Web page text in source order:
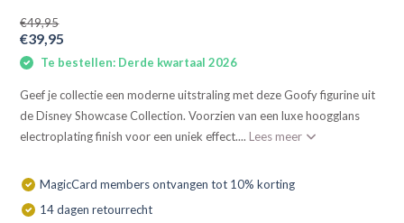
€49,95
€39,95
Te bestellen: Derde kwartaal 2026
Geef je collectie een moderne uitstraling met deze Goofy figurine uit
de Disney Showcase Collection. Voorzien van een luxe hoogglans
electroplating finish voor een uniek effect.... Lees meer
MagicCard members ontvangen tot 10% korting
14 dagen retourrecht